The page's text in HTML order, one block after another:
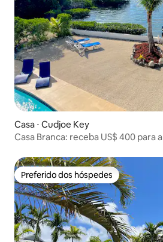
Casa ⋅ Cudjoe Key
Casa Branca: receba US$ 400 para
Preferido dos hóspedes
Preferido dos hóspedes